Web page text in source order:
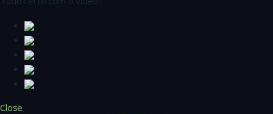
Close